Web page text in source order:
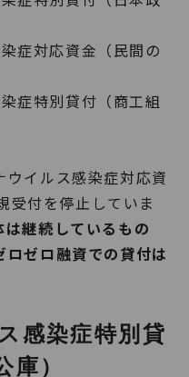
対応資金（民間の
特別貸付（商工組
イルス感染症対応資
受付を停止していま
継続しているもの
ゼロ融資での貸付は
感染症特別貸
）